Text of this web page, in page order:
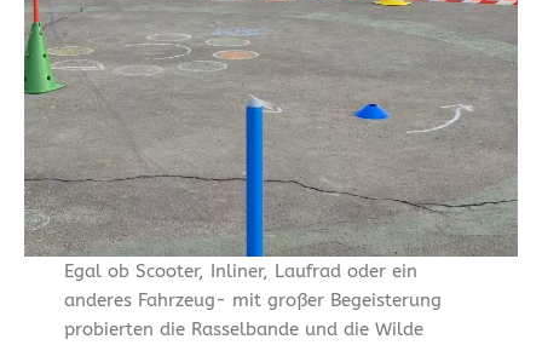
Egal ob Scooter, Inliner, Laufrad oder ein
anderes Fahrzeug- mit großer Begeisterung
probierten die Rasselbande und die Wilde